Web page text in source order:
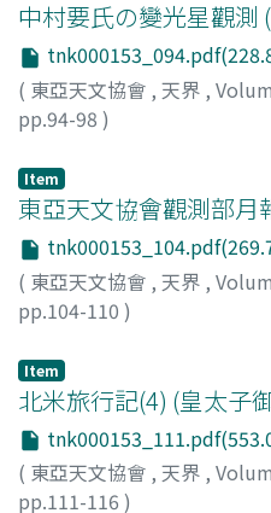
中村要氏の變光星觀測
( 東亞天文協會 , 天界 ,
pp.94-98 )
Item
東亞天文協會觀測部月
( 東亞天文協會 , 天界 ,
pp.104-110 )
Item
北米旅行記(4) (皇太子
( 東亞天文協會 , 天界 ,
pp.111-116 )